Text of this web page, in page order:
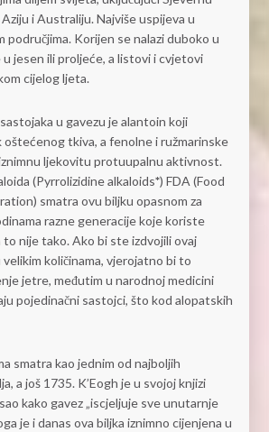
i Australiju. Najviše uspijeva u
područjima. Korijen se nalazi duboko u
u jesen ili proljeće, a listovi i cvjetovi
cijelog ljeta.
u gavezu je alantoin koji
oštećenog tkiva, a fenolne i ružmarinske
ljekovitu protuupalnu aktivnost.
(Pyrrolizidine alkaloids*) FDA (Food
smatra ovu biljku opasnom za
razne generacije koje koriste
to nije tako. Ako bi ste izdvojili ovaj
velikim količinama, vjerojatno bi to
jetre, međutim u narodnoj medicini
pojedinačni sastojci, što kod alopatskih
smatra kao jednim od najboljih
a još 1735. K’Eogh je u svojoj knjizi
kako gavez „iscjeljuje sve unutarnje
je i danas ova biljka iznimno cijenjena u